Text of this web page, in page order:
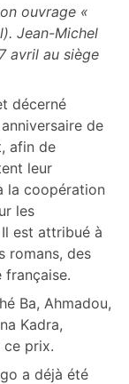
ouvrage «
Jean-Michel
avril au siège
décerné
de
afin de
leur
la coopération
les
est attribué à
romans, des
française.
Ba, Ahmadou,
Kadra,
ce prix.
a déjà été